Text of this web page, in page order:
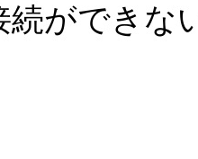
続ができな